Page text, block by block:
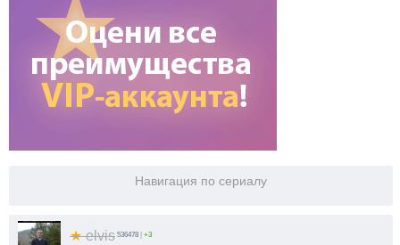
Навигация по сериалу
★elvis 536478 +3